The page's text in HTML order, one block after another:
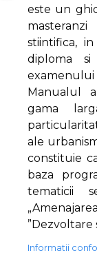
este un
stiintifica,
diploma
examenului
Manualul
gama
ale
constituie
baza
tematicii
”Dezvoltare
Informatii